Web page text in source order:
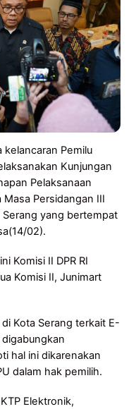
kelancaran Pemilu
Kunjungan
Pelaksanaan
Persidangan III
yang bertempat
02).
Komisi II DPR RI
Komisi II, Junimart
Kota Serang terkait E-
digabungkan
hal ini dikarenakan
dalam hak pemilih.
Elektronik,